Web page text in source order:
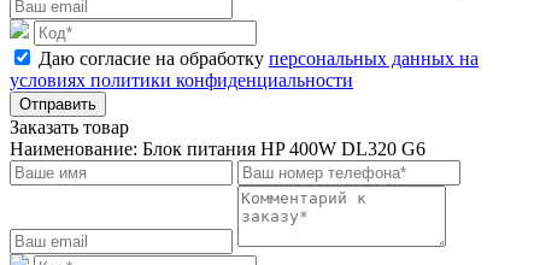
Даю согласие на обработку персональных данных на
условиях политики конфиденциальности
Отправить
Заказать товар
Наименование: Блок питания HP 400W DL320 G6